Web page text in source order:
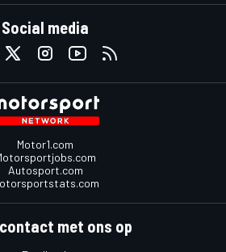
Social media
Motor1.com
Autosport.com
met ons op